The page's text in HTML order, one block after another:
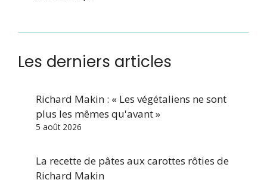
Les derniers articles
Richard Makin : « Les végétaliens ne sont
plus les mêmes qu'avant »
5 août 2026
La recette de pâtes aux carottes rôties de
Richard Makin